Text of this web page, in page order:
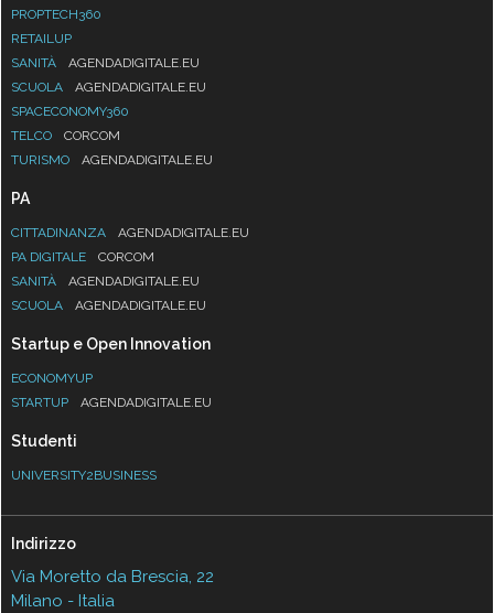
PROPTECH360
RETAILUP
SANITÀ
AGENDADIGITALE.EU
SCUOLA
AGENDADIGITALE.EU
SPACECONOMY360
TELCO
CORCOM
TURISMO
AGENDADIGITALE.EU
PA
CITTADINANZA
AGENDADIGITALE.EU
PA DIGITALE
CORCOM
SANITÀ
AGENDADIGITALE.EU
SCUOLA
AGENDADIGITALE.EU
Startup e Open Innovation
ECONOMYUP
STARTUP
AGENDADIGITALE.EU
Studenti
UNIVERSITY2BUSINESS
Indirizzo
Via Moretto da Brescia, 22
Milano - Italia